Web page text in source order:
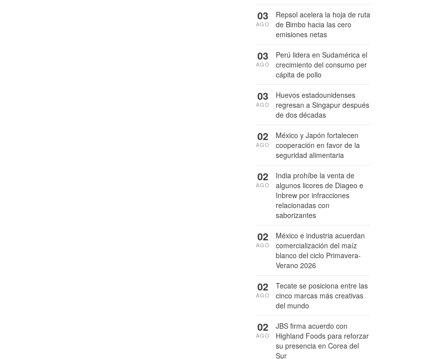
Repsol acelera la hoja de ruta
de Bimbo hacia las cero
emisiones netas
03
AGO
Perú lidera en Sudamérica el
crecimiento del consumo per
cápita de pollo
03
AGO
Huevos estadounidenses
regresan a Singapur después
de dos décadas
03
AGO
México y Japón fortalecen
cooperación en favor de la
seguridad alimentaria
02
AGO
India prohíbe la venta de
algunos licores de Diageo e
Inbrew por infracciones
relacionadas con
saborizantes
02
AGO
México e industria acuerdan
comercialización del maíz
blanco del ciclo Primavera-
Verano 2026
02
AGO
Tecate se posiciona entre las
cinco marcas más creativas
del mundo
02
AGO
JBS firma acuerdo con
Highland Foods para reforzar
su presencia en Corea del
Sur
02
AGO